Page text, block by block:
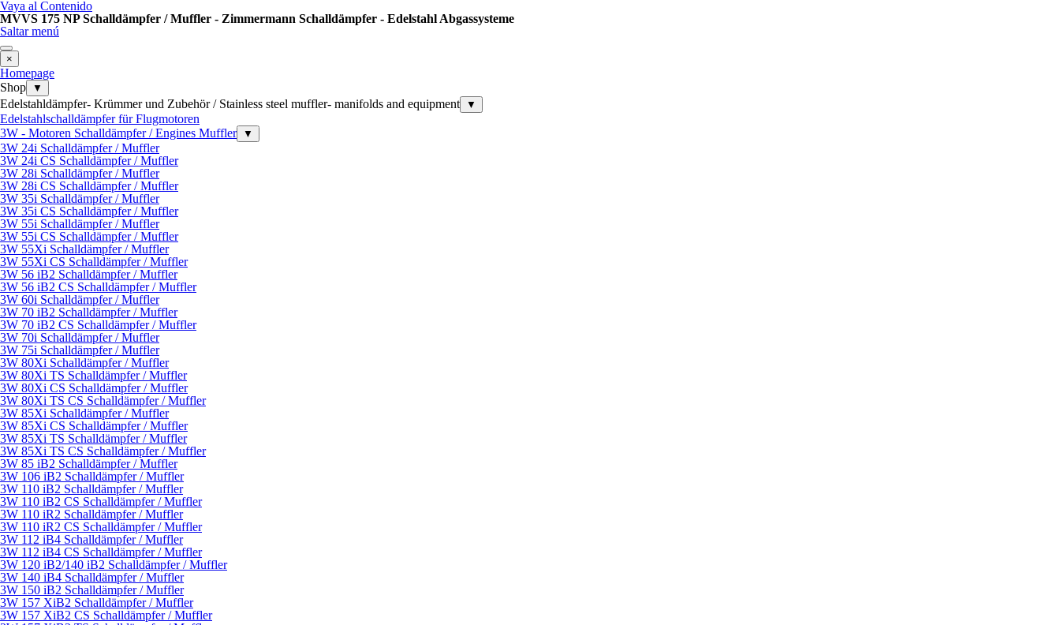
Vaya al Contenido
MVVS 175 NP Schalldämpfer / Muffler - Zimmermann Schalldämpfer - Edelstahl Abgassysteme
Saltar menú
×
Homepage
Shop
▼
Edelstahldämpfer- Krümmer und Zubehör / Stainless steel muffler- manifolds and equipment ▼
Edelstahlschalldämpfer für Flugmotoren
3W - Motoren Schalldämpfer / Engines Muffler
▼
3W 24i Schalldämpfer / Muffler
3W 24i CS Schalldämpfer / Muffler
3W 28i Schalldämpfer / Muffler
3W 28i CS Schalldämpfer / Muffler
3W 35i Schalldämpfer / Muffler
3W 35i CS Schalldämpfer / Muffler
3W 55i Schalldämpfer / Muffler
3W 55i CS Schalldämpfer / Muffler
3W 55Xi Schalldämpfer / Muffler
3W 55Xi CS Schalldämpfer / Muffler
3W 56 iB2 Schalldämpfer / Muffler
3W 56 iB2 CS Schalldämpfer / Muffler
3W 60i Schalldämpfer / Muffler
3W 70 iB2 Schalldämpfer / Muffler
3W 70 iB2 CS Schalldämpfer / Muffler
3W 70i Schalldämpfer / Muffler
3W 75i Schalldämpfer / Muffler
3W 80Xi Schalldämpfer / Muffler
3W 80Xi TS Schalldämpfer / Muffler
3W 80Xi CS Schalldämpfer / Muffler
3W 80Xi TS CS Schalldämpfer / Muffler
3W 85Xi Schalldämpfer / Muffler
3W 85Xi CS Schalldämpfer / Muffler
3W 85Xi TS Schalldämpfer / Muffler
3W 85Xi TS CS Schalldämpfer / Muffler
3W 85 iB2 Schalldämpfer / Muffler
3W 106 iB2 Schalldämpfer / Muffler
3W 110 iB2 Schalldämpfer / Muffler
3W 110 iB2 CS Schalldämpfer / Muffler
3W 110 iR2 Schalldämpfer / Muffler
3W 110 iR2 CS Schalldämpfer / Muffler
3W 112 iB4 Schalldämpfer / Muffler
3W 112 iB4 CS Schalldämpfer / Muffler
3W 120 iB2/140 iB2 Schalldämpfer / Muffler
3W 140 iB4 Schalldämpfer / Muffler
3W 150 iB2 Schalldämpfer / Muffler
3W 157 XiB2 Schalldämpfer / Muffler
3W 157 XiB2 CS Schalldämpfer / Muffler